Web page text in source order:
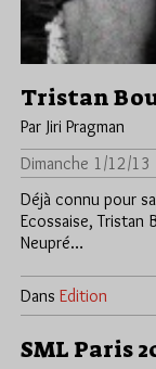
Tristan
Par Jiri Pragman
Dimanche 1/12/13
Déjà connu pour
Ecossaise, Tristan
Neupré…
Dans Edition
SML Paris